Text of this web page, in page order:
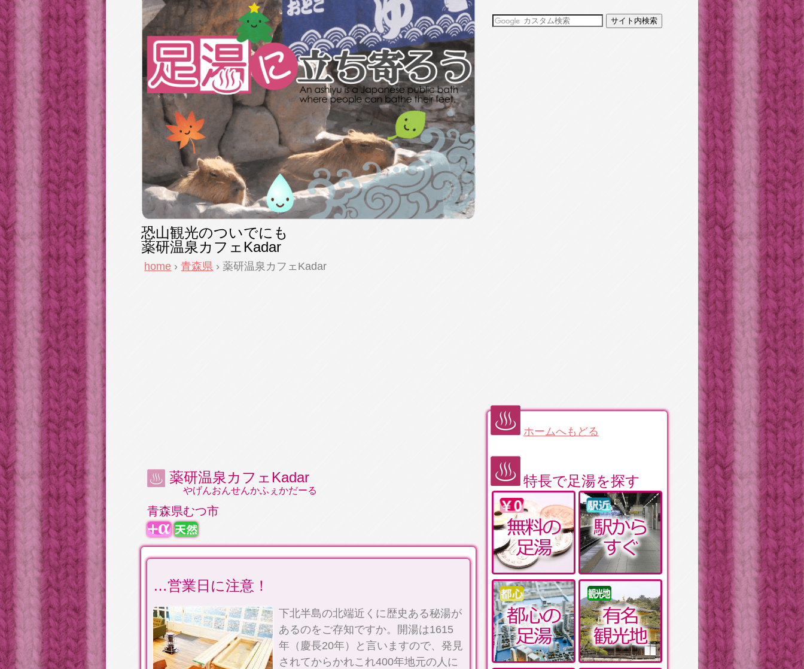
恐山観光のついでにも
薬研温泉カフェKadar
home ›青森県 › 薬研温泉カフェKadar
薬研温泉カフェKadar
やげんおんせんかふぇかだーる
青森県むつ市
…営業日に注意！
下北半島の北端近くに歴史ある秘湯が
あるのをご存知ですか。開湯は1615
年（慶長20年）と言いますので、発見
されてからかれこれ400年地元の人に
ホームへもどる
特長で足湯を探す